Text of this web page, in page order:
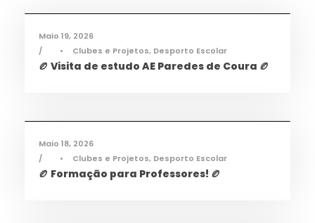
Maio 19, 2026
•
Clubes e Projetos, Desporto Escolar
🏉 Visita de estudo AE Paredes de Coura 🏉
Maio 18, 2026
•
Clubes e Projetos, Desporto Escolar
🏉 Formação para Professores! 🏉